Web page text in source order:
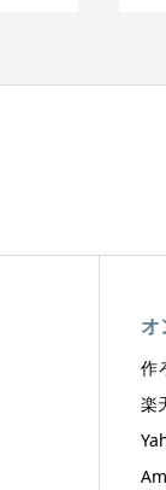
オ
作
楽